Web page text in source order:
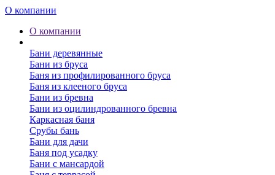
О компании
О компании
Бани деревянные
Бани из бруса
Баня из профилированного бруса
Баня из клееного бруса
Бани из бревна
Бани из оцилиндрованного бревна
Каркасная баня
Срубы бань
Бани для дачи
Баня под усадку
Бани с мансардой